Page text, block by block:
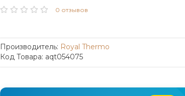
0 отзывов
Производитель: Royal Thermo
Код Товара: aqt054075